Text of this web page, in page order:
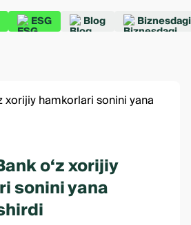
ESG Blog
o‘z xorijiy
sonini yana